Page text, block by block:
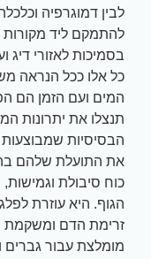
לבין דמוגרפיה
להתמקם ליד מקורות
בסמיכות לאזורי דיג
כל אלו ככל הנראה
המים ועם הזמן הם
תנצלו את יתרונות
הבסיסיות
את התועלת שלהם
כוח סיבולת
הגוף. היא עוזרת
זרימת הדם ומשקמת
מומלצת עבור גברים